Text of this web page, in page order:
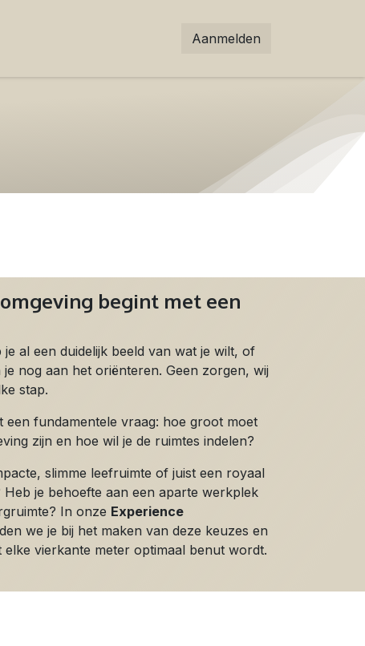
Aanmelden
begint met een
je al een duidelijk beeld van wat je wilt, of
je nog aan het oriënteren. Geen zorgen, wij
stap.
een fundamentele vraag: hoe groot moet
zijn en hoe wil je de ruimtes indelen?
slimme leefruimte of juist een royaal
Heb je behoefte aan een aparte werkplek
In onze Experience
we je bij het maken van deze keuzes en
elke vierkante meter optimaal benut wordt.